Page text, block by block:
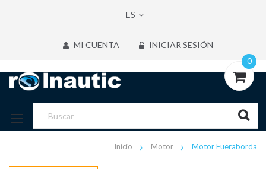
ES
MI CUENTA INICIAR SESIÓN
0
Inicio Motor Motor Fueraborda